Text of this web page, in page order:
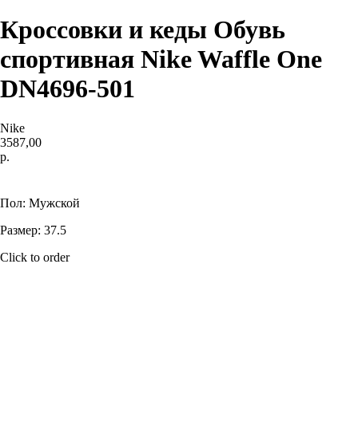
Кроссовки и кеды Обувь
спортивная Nike Waffle One
DN4696-501
Nike
3587,00
р.
Пол: Мужской
Размер: 37.5
Click to order